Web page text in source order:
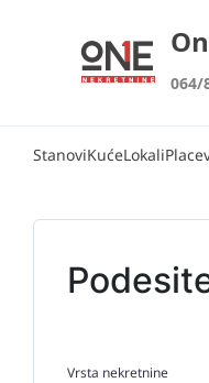
064/
StanoviKućeLokali
Vrsta nekretnine